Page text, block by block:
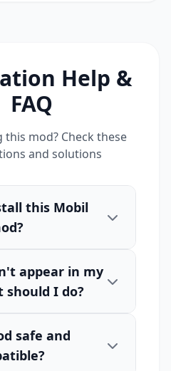
Help &
FAQ
mod? Check these
and solutions
this Mobil
appear in my
should I do?
safe and